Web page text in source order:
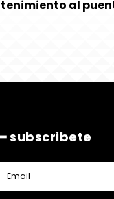
al
subscribete